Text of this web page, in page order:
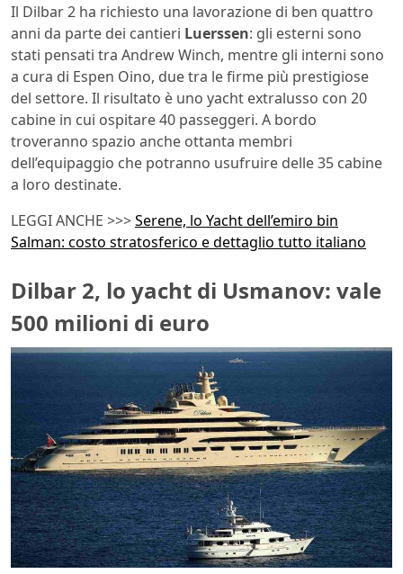
Il Dilbar 2 ha richiesto una lavorazione di ben quattro
anni da parte dei cantieri Luerssen: gli esterni sono
stati pensati tra Andrew Winch, mentre gli interni sono
a cura di Espen Oino, due tra le firme più prestigiose
del settore. Il risultato è uno yacht extralusso con 20
cabine in cui ospitare 40 passeggeri. A bordo
troveranno spazio anche ottanta membri
dell’equipaggio che potranno usufruire delle 35 cabine
a loro destinate.
LEGGI ANCHE >>>Serene, lo Yacht dell’emiro bin
Salman: costo stratosferico e dettaglio tutto italiano
Dilbar 2, lo yacht di Usmanov: vale
500 milioni di euro